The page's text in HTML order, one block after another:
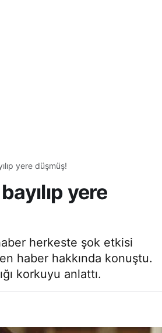
yere düşmüş!
yere
herkeste şok etkisi
haber hakkında konuştu.
korkuyu anlattı.